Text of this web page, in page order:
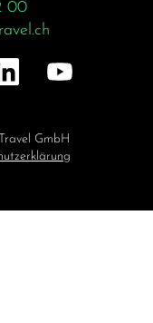
00
GmbH